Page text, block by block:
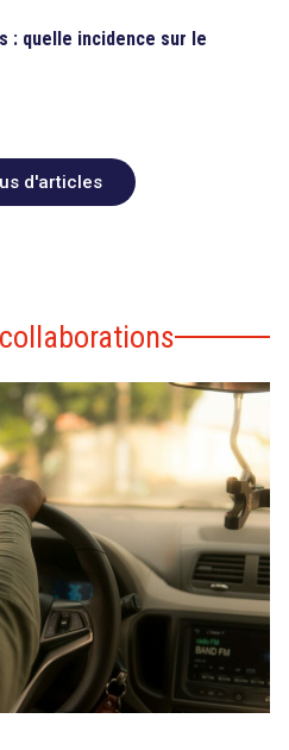
: quelle incidence sur le
d'articles